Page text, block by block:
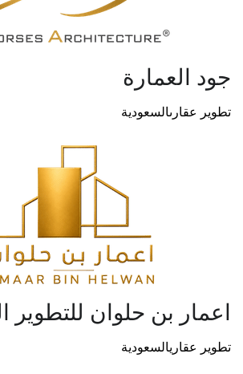
جود العمارة
تطوير عقارىالسعودية
اعمار بن حلوان للتطوير
تطوير عقاريالسعودية